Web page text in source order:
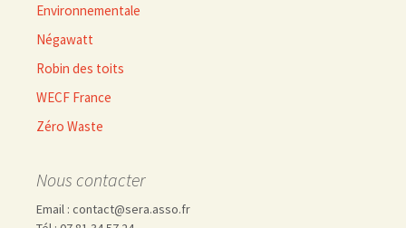
Environnementale
Négawatt
Robin des toits
WECF France
Zéro Waste
Nous contacter
Email : contact@sera.asso.fr